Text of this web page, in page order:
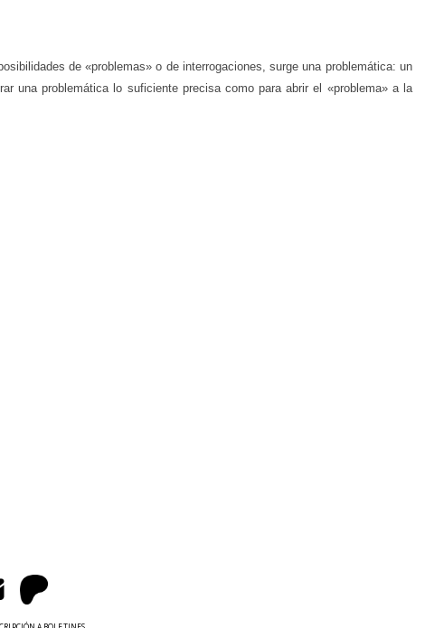
de «problemas» o de interrogaciones, surge una problemática: un
una problemática lo suficiente precisa como para abrir el «problema» a la